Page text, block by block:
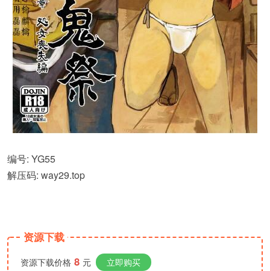
编号: YG55
解压码: way29.top
资源下载
资源下载价格 8 元 立即购买